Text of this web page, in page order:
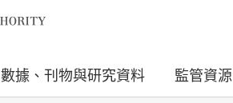
數據、刊物與研究資料 監管資源